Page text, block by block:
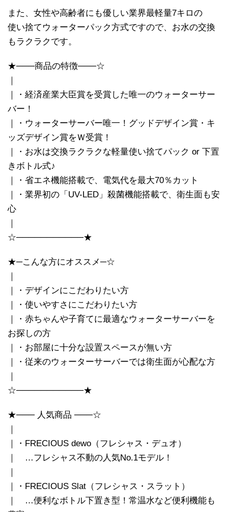
また、女性や高齢者にも優しい業界最軽量7キロの
使い捨てウォーターパック方式ですので、お水の交換
もラクラクです。
★───商品の特徴───☆
｜・経済産業大臣賞を受賞した唯一のウォーターサー
バー！
｜・ウォーターサーバー唯一！グッドデザイン賞・キ
ッズデザイン賞をＷ受賞！
｜・お水は交換ラクラクな軽量使い捨てパック or 下置
きボトル式♪
｜・省エネ機能搭載で、電気代を最大70％カット
｜・業界初の「UV-LED」殺菌機能搭載で、衛生面も安
心
☆───────────★
★─こんな方にオススメ─☆
｜・デザインにこだわりたい方
｜・使いやすさにこだわりたい方
｜・赤ちゃんや子育てに最適なウォーターサーバーを
お探しの方
｜・お部屋に十分な設置スペースが無い方
｜・従来のウォーターサーバーでは衛生面が心配な方
☆───────────★
★─── 人気商品 ───☆
｜・FRECIOUS dewo（フレシャス・デュオ）
｜ …フレシャス不動の人気No.1モデル！
｜・FRECIOUS Slat（フレシャス・スラット）
｜ …便利なボトル下置き型！常温水など便利機能も